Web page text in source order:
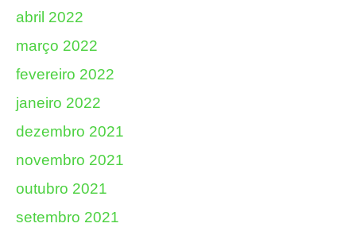
abril 2022
março 2022
fevereiro 2022
janeiro 2022
dezembro 2021
novembro 2021
outubro 2021
setembro 2021